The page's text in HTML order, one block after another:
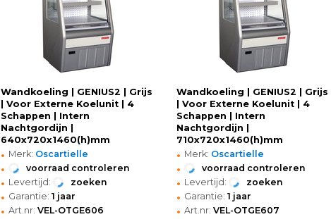
Wandkoeling | GENIUS2 | Grijs
| Voor Externe Koelunit | 4
Schappen | Intern
Nachtgordijn |
640x720x1460(h)mm
• Merk: Oscartielle
• voorraad controleren
• Levertijd: zoeken
• Garantie: 1 jaar
• Art.nr: VEL-OTGE606
Wandkoeling | GENIUS2 | Grijs
| Voor Externe Koelunit | 4
Schappen | Intern
Nachtgordijn |
710x720x1460(h)mm
• Merk: Oscartielle
• voorraad controleren
• Levertijd: zoeken
• Garantie: 1 jaar
• Art.nr: VEL-OTGE607